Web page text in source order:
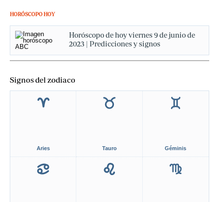
HORÓSCOPO HOY
Horóscopo de hoy viernes 9 de junio de
2023 | Predicciones y signos
Signos del zodiaco
Aries Tauro Géminis